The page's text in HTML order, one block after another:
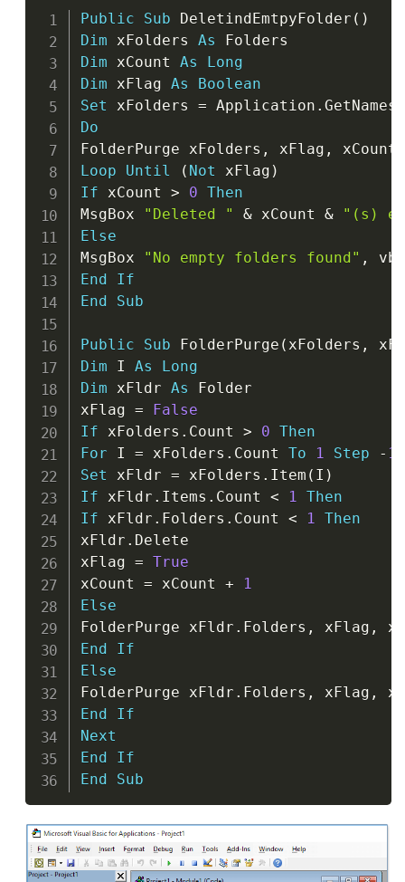
Public Sub DeletindEmtpyFolder ( )
Dim xFolders As
Dim xCount As
Long
Dim xFlag As
Boolean
Set xFolders = Application .
Do
FolderPurge xFolders , xFlag ,
Loop
Until ( Not xFlag )
If xCount > 0 Then
MsgBox
"Deleted " & xCount &
"(s)
Else
MsgBox
"No empty folders found" ,
End
If
End
Sub
Public Sub FolderPurge ( xFolders ,
Dim I As
Long
Dim xFldr As Folder
xFlag =
False
If xFolders . Count > 0 Then
For I = xFolders . Count To 1 Step - 1
Set xFldr = xFolders . Item ( I )
If xFldr . Items . Count < 1 Then
If xFldr . Folders . Count < 1 Then
xFldr . Delete
xFlag = True
xCount = xCount +
1
Else
FolderPurge xFldr . Folders , xFlag ,
End
If
Else
FolderPurge xFldr . Folders , xFlag ,
End
If
Next
End
If
End
Sub
Copy